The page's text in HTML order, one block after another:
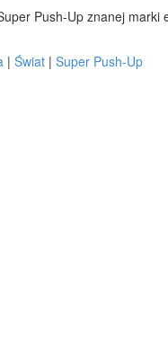
Push-Up znanej marki
| Świat | Super Push-Up